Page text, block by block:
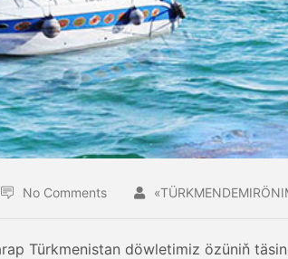
No Comments
Türkmenistan döwletimiz özüniň